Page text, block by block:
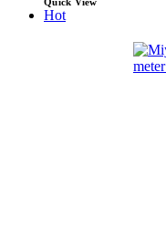
Hot